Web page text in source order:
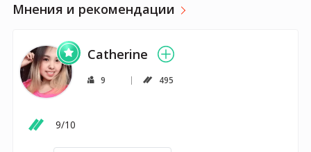
Мнения и рекомендации
Catherine
9 495
9/10